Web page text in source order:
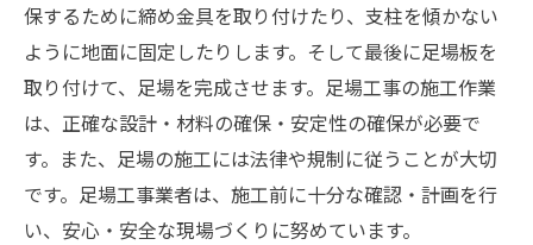
保するために締め金具を取り付けたり、支柱を傾かない
ように地面に固定したりします。そして最後に足場板を
取り付けて、足場を完成させます。足場工事の施工作業
は、正確な設計・材料の確保・安定性の確保が必要で
す。また、足場の施工には法律や規制に従うことが大切
です。足場工事業者は、施工前に十分な確認・計画を行
い、安心・安全な現場づくりに努めています。